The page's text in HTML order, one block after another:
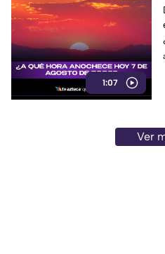
1:07
Ver